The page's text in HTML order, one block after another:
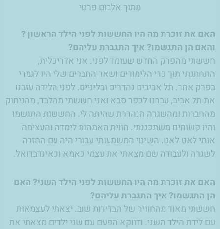
מתוך אלבום פרטי
האם את זוכרת מה היו החששות לפני הילד הראשון ?
והאם הן התגשמו? איך התגברת עליהם?
חששתי מהפרק החדש שעומד לפני. אני אדריכלית,
התחתנתי תוך כדי הלימודים ושאר החברים שלי היו לגמרי
בפרק אחר. תל אביבים נהדרים ובליניים. לפני הלידה עזבנו
את תל אביב, עברנו לכפר סבא ואני חששתי מהלבד, מהניתוק
מהחברות ומהשגרה הנהדרת שהיתה לי. החששות התגשמו
והיו קשוחים משתכננתי. חווית האמהות לימדה והעצימה
אותי לאט לאט. השינוי המשמעותי עבורי היה עם החזרה
לשגרה ולעבודה שם מצאתי את עצמי כאמא וכאינדבדואל.
האם את זוכרת מה היו החששות לפני הילד השני? האם
הן התגשמו? איך התגברת עליהם?
חששתי מאוד מהחוויה של הבדידות שוב. יצאתי לעצמאות
עם לידת הילד השני. ודווקא הפעם עם שני ילדים מצאתי את